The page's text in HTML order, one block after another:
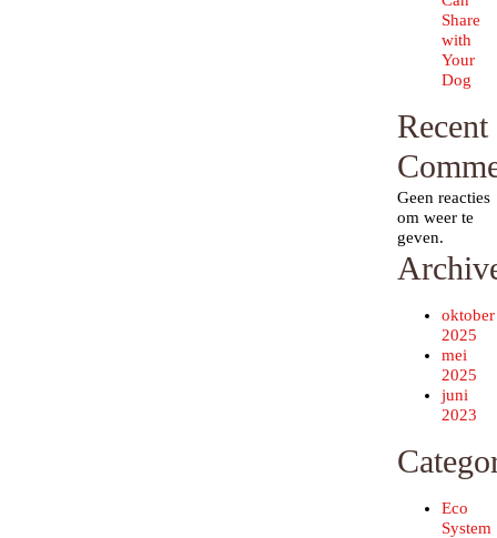
Share
with
Your
Dog
Recent
Geen reacties
om weer te
geven.
oktober
2025
mei
2025
juni
2023
Eco
System